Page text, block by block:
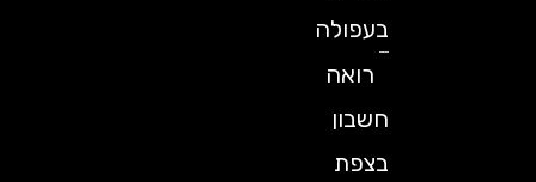
בעפולה
רואה
חשבון
בצפת